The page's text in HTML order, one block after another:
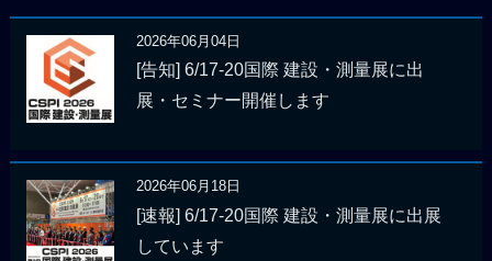
2026年06月04日
[告知] 6/17-20国際 建設・測量展に出
展・セミナー開催します
2026年06月18日
[速報] 6/17-20国際 建設・測量展に出展
しています